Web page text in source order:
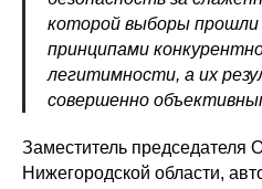
которой выборы
принципами
легитимности, а их
совершенно
Заместитель председателя
Нижегородской области,